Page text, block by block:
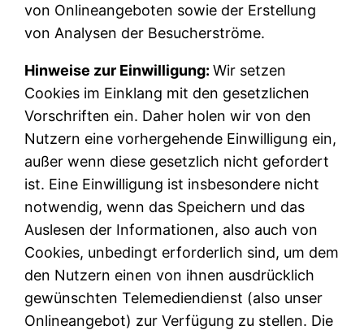
von Onlineangeboten sowie der Erstellung
von Analysen der Besucherströme.
Hinweise zur Einwilligung:Wir setzen
Cookies im Einklang mit den gesetzlichen
Vorschriften ein. Daher holen wir von den
Nutzern eine vorhergehende Einwilligung ein,
außer wenn diese gesetzlich nicht gefordert
ist. Eine Einwilligung ist insbesondere nicht
notwendig, wenn das Speichern und das
Auslesen der Informationen, also auch von
Cookies, unbedingt erforderlich sind, um dem
den Nutzern einen von ihnen ausdrücklich
gewünschten Telemediendienst (also unser
Onlineangebot) zur Verfügung zu stellen. Die